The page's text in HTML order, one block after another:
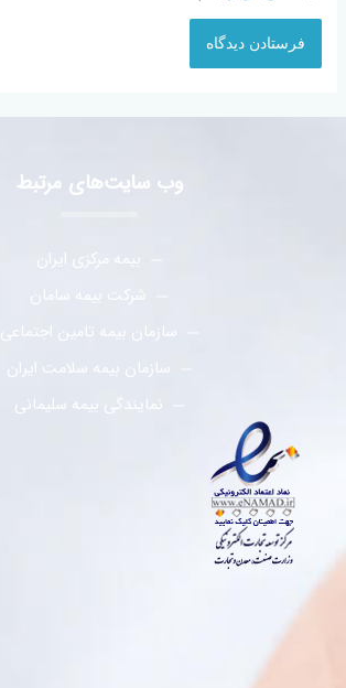
وب سایت‌های مرتبط
بیمه مرکزی ایران
شرکت بیمه سامان
سازمان بیمه تامین اجتماعی
سازمان بیمه سلامت ایران
نمایندگی بیمه سلیمانی